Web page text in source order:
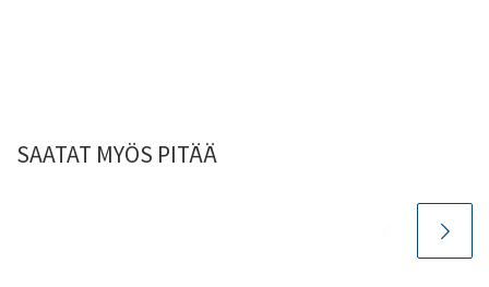
SAATAT MYÖS PITÄÄ